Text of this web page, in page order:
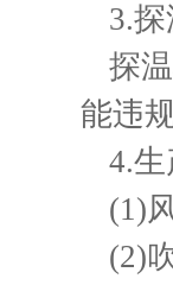
3.
探
能违
4.
(1)
(2)